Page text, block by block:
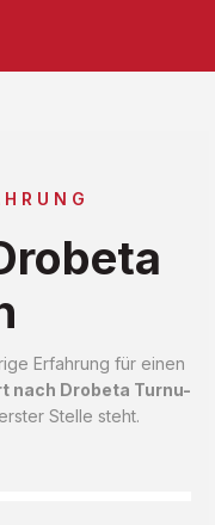
Erfahrung für einen
nach Drobeta Turnu-
Stelle steht.